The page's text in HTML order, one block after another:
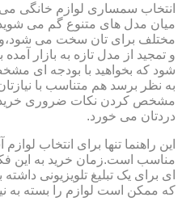
انتخاب سمساری لوازم خانگی می
میان مدل های متنوع گم می
مختلف برای تان سخت می
و تمجید از مدل تازه به بازار
شود که بخواهید با بودجه ای
به نظر برسد هم متناسب با
مشخص کردن نکات ضروری خرید
دردتان می خورد.
این راهنما تنها برای انتخاب
مناسب است.زمان خرید به این
ای برای یک تبلیغ تلویزیونی
که ممکن است لوازم را بسته به